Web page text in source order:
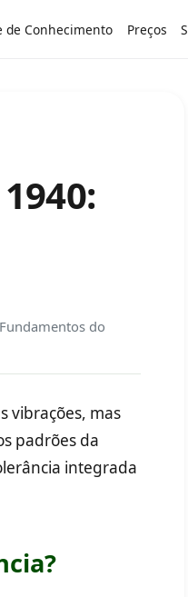
de Conhecimento Preços
do
vibrações, mas
padrões da
integrada